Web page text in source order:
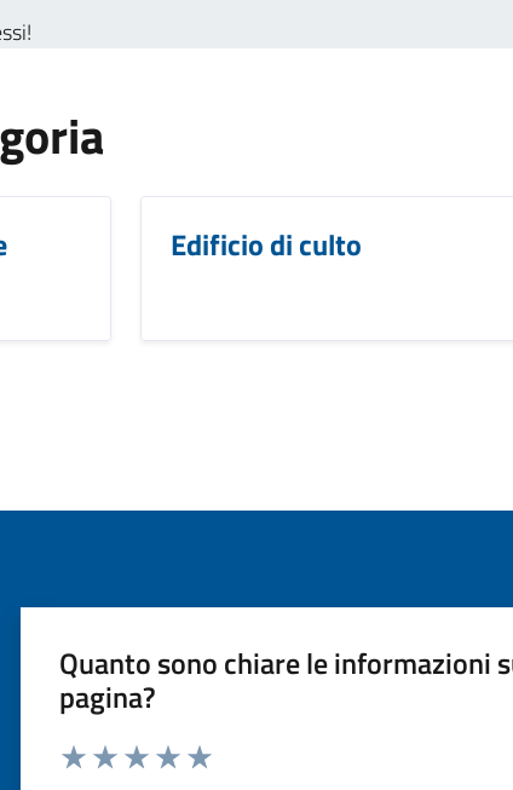
Edificio di culto
Quanto sono chiare le informazioni
pagina?
Valuta da 1 a 5 stelle la pagina